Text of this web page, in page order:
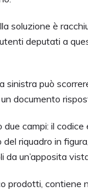
soluzione è
deputati a
sinistra può
documento
campi: il
del riquadro in
da un’apposita
prodotti, contiene